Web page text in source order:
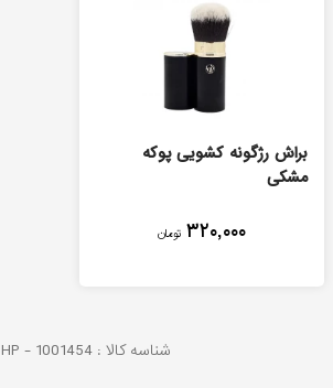
براش رژگونه کشویی پوکه
مشکی
۳۲۰,۰۰۰ تومان
شناسه کالا : HP - 1001454